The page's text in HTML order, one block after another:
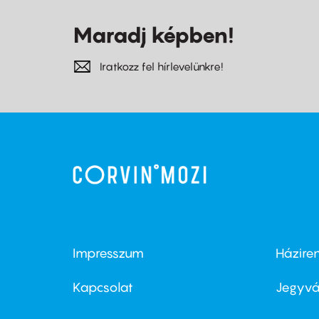
Maradj képben!
Iratkozz fel hírlevelünkre!
Footer
menu
Impresszum
Kapcsolat